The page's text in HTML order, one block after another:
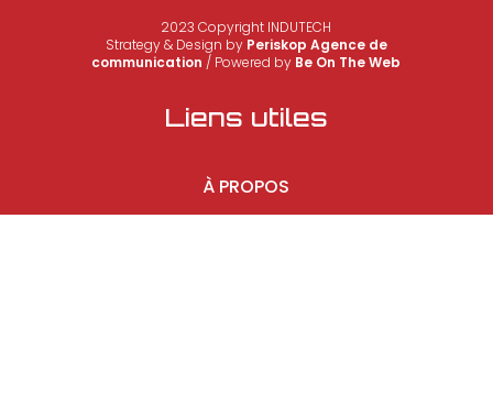
2023 Copyright INDUTECH
Strategy & Design by Periskop Agence de
communication / Powered by Be On The Web
Liens utiles
À PROPOS
FABRICATION MACHINES